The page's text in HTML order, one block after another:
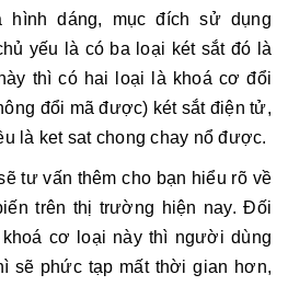
hình dáng, mục đích sử dụng
yếu là có ba loại két sắt đó là
thì có hai loại là khoá cơ đổi
đổi mã được) két sắt điện tử,
là ket sat chong chay nổ được.
tư vấn thêm cho bạn hiểu rõ về
trên thị trường hiện nay. Đối
cơ loại này thì người dùng
sẽ phức tạp mất thời gian hơn,